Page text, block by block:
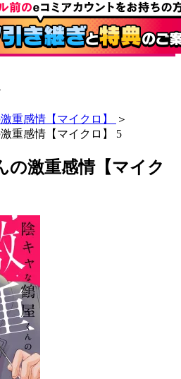
重感情【マイクロ】
＞
重感情【マイクロ】 5
の激重感情【マイク